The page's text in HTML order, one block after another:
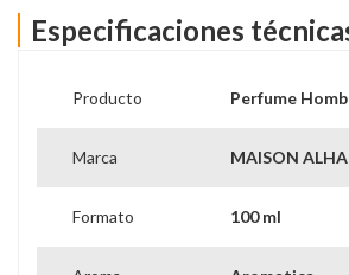
Especificaciones
Producto Perfume
Marca MAISON
Formato 100 ml